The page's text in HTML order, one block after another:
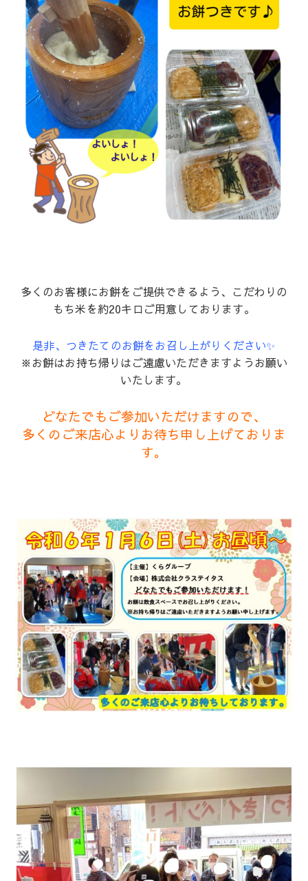
多くのお客様にお餅をご提供できるよう、こだわりの
もち米を約20キロご用意しております。
是非、つきたてのお餅をお召し上がりください✨
※お餅はお持ち帰りはご遠慮いただきますようお願い
いたします。
どなたでもご参加いただけますので、
多くのご来店心よりお待ち申し上げておりま
す。